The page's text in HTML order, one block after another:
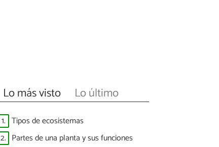
Lo más visto Lo último
1. Tipos de ecosistemas
2. Partes de una planta y sus funciones